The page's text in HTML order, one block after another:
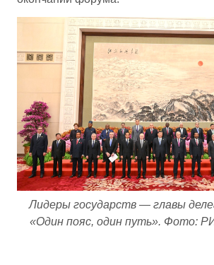
Лидеры государств —главы
«Один пояс, один путь». Фото: